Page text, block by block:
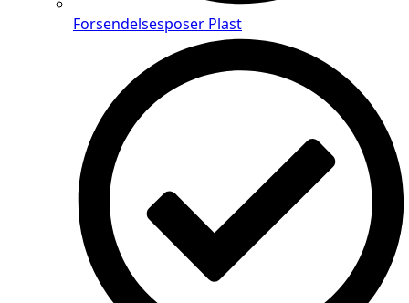
Forsendelsesposer Plast